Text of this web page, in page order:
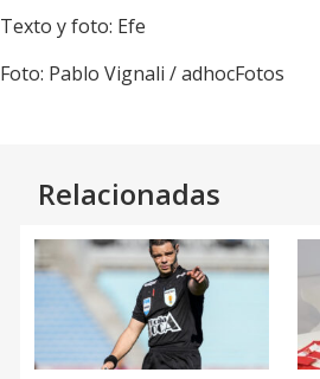
Texto y foto: Efe
Foto: Pablo Vignali / adhocFotos
Relacionadas